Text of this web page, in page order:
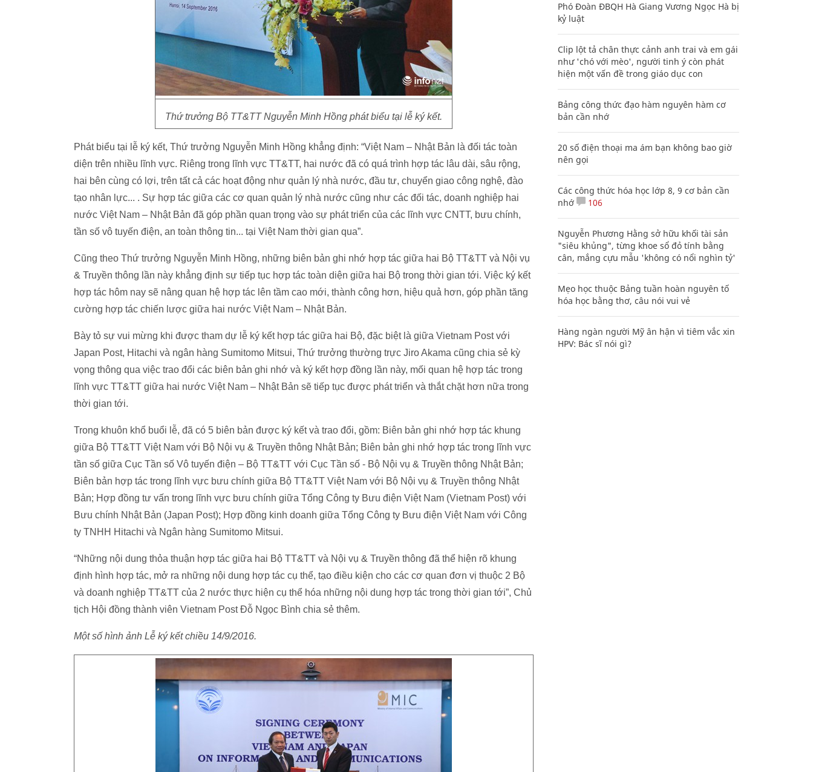
Thứ trưởng Bộ TT&TT Nguyễn Minh Hồng phát biểu tại lễ ký kết.
Phát biểu tại lễ ký kết, Thứ trưởng Nguyễn Minh Hồng khẳng định: “Việt Nam – Nhật Bản là đối tác toàn
diện trên nhiều lĩnh vực. Riêng trong lĩnh vực TT&TT, hai nước đã có quá trình hợp tác lâu dài, sâu rộng,
hai bên cùng có lợi, trên tất cả các hoạt động như quản lý nhà nước, đầu tư, chuyển giao công nghệ, đào
tạo nhân lực... . Sự hợp tác giữa các cơ quan quản lý nhà nước cũng như các đối tác, doanh nghiệp hai
nước Việt Nam – Nhật Bản đã góp phần quan trọng vào sự phát triển của các lĩnh vực CNTT, bưu chính,
tần số vô tuyến điện, an toàn thông tin... tại Việt Nam thời gian qua”.
Cũng theo Thứ trưởng Nguyễn Minh Hồng, những biên bản ghi nhớ hợp tác giữa hai Bộ TT&TT và Nội vụ
& Truyền thông lần này khẳng định sự tiếp tục hợp tác toàn diện giữa hai Bộ trong thời gian tới. Việc ký kết
hợp tác hôm nay sẽ nâng quan hệ hợp tác lên tầm cao mới, thành công hơn, hiệu quả hơn, góp phần tăng
cường hợp tác chiến lược giữa hai nước Việt Nam – Nhật Bản.
Bày tỏ sự vui mừng khi được tham dự lễ ký kết hợp tác giữa hai Bộ, đặc biệt là giữa Vietnam Post với
Japan Post, Hitachi và ngân hàng Sumitomo Mitsui, Thứ trưởng thường trực Jiro Akama cũng chia sẻ kỳ
vọng thông qua việc trao đổi các biên bản ghi nhớ và ký kết hợp đồng lần này, mối quan hệ hợp tác trong
lĩnh vực TT&TT giữa hai nước Việt Nam – Nhật Bản sẽ tiếp tục được phát triển và thắt chặt hơn nữa trong
thời gian tới.
Trong khuôn khổ buổi lễ, đã có 5 biên bản được ký kết và trao đổi, gồm: Biên bản ghi nhớ hợp tác khung
giữa Bộ TT&TT Việt Nam với Bộ Nội vụ & Truyền thông Nhật Bản; Biên bản ghi nhớ hợp tác trong lĩnh vực
tần số giữa Cục Tần số Vô tuyến điện – Bộ TT&TT với Cục Tần số - Bộ Nội vụ & Truyền thông Nhật Bản;
Biên bản hợp tác trong lĩnh vực bưu chính giữa Bộ TT&TT Việt Nam với Bộ Nội vụ & Truyền thông Nhật
Bản; Hợp đồng tư vấn trong lĩnh vực bưu chính giữa Tổng Công ty Bưu điện Việt Nam (Vietnam Post) với
Bưu chính Nhật Bản (Japan Post); Hợp đồng kinh doanh giữa Tổng Công ty Bưu điện Việt Nam với Công
ty TNHH Hitachi và Ngân hàng Sumitomo Mitsui.
“Những nội dung thỏa thuận hợp tác giữa hai Bộ TT&TT và Nội vụ & Truyền thông đã thể hiện rõ khung
định hình hợp tác, mở ra những nội dung hợp tác cụ thể, tạo điều kiện cho các cơ quan đơn vị thuộc 2 Bộ
và doanh nghiệp TT&TT của 2 nước thực hiện cụ thể hóa những nội dung hợp tác trong thời gian tới”, Chủ
tịch Hội đồng thành viên Vietnam Post Đỗ Ngọc Bình chia sẻ thêm.
Một số hình ảnh Lễ ký kết chiều 14/9/2016.
Phó Đoàn ĐBQH Hà Giang Vương Ngọc Hà bị
kỷ luật
Clip lột tả chân thực cảnh anh trai và em gái
như 'chó với mèo', người tinh ý còn phát
hiện một vấn đề trong giáo dục con
Bảng công thức đạo hàm nguyên hàm cơ
bản cần nhớ
20 số điện thoại ma ám bạn không bao giờ
nên gọi
Các công thức hóa học lớp 8, 9 cơ bản cần
nhớ
106
Nguyễn Phương Hằng sở hữu khối tài sản
"siêu khủng", từng khoe sổ đỏ tính bằng
cân, mắng cựu mẫu 'không có nổi nghìn tỷ'
Mẹo học thuộc Bảng tuần hoàn nguyên tố
hóa học bằng thơ, câu nói vui vẻ
Hàng ngàn người Mỹ ân hận vì tiêm vắc xin
HPV: Bác sĩ nói gì?